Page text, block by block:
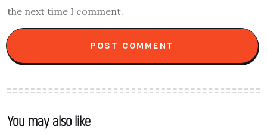
the next time I comment.
You may also like